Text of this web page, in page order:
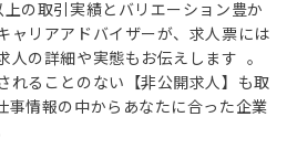
の取引実績とバリエーション豊か
ャリアアドバイザーが、求人票には
人の詳細や実態もお伝えします 。
れることのない【非公開求人】も取
事情報の中からあなたに合った企業